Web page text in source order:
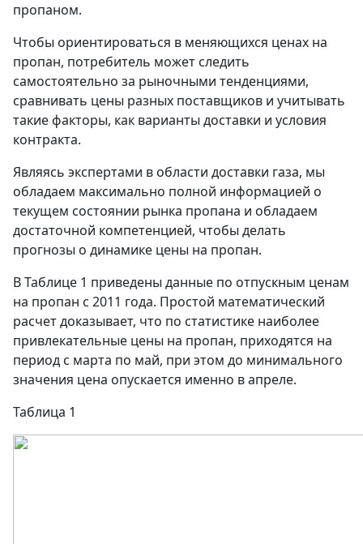
пропаном.
Чтобы ориентироваться в меняющихся ценах на
пропан, потребитель может следить
самостоятельно за рыночными тенденциями,
сравнивать цены разных поставщиков и учитывать
такие факторы, как варианты доставки и условия
контракта.
Являясь экспертами в области доставки газа, мы
обладаем максимально полной информацией о
текущем состоянии рынка пропана и обладаем
достаточной компетенцией, чтобы делать
прогнозы о динамике цены на пропан.
В Таблице 1 приведены данные по отпускным ценам
на пропан с 2011 года. Простой математический
расчет доказывает, что по статистике наиболее
привлекательные цены на пропан, приходятся на
период с марта по май, при этом до минимального
значения цена опускается именно в апреле.
Таблица 1